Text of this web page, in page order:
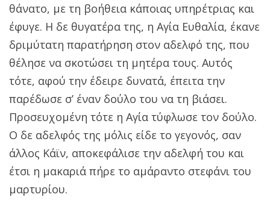
θάνατο, με τη βοήθεια κάποιας υπηρέτριας και
έφυγε. Η δε θυγατέρα της, η Αγία Ευθαλία, έκανε
δριμύτατη παρατήρηση στον αδελφό της, που
θέλησε να σκοτώσει τη μητέρα τους. Αυτός
τότε, αφού την έδειρε δυνατά, έπειτα την
παρέδωσε σ’ έναν δούλο του να τη βιάσει.
Προσευχομένη τότε η Αγία τύφλωσε τον δούλο.
Ο δε αδελφός της μόλις είδε το γεγονός, σαν
άλλος Κάϊν, αποκεφάλισε την αδελφή του και
έτσι η μακαριά πήρε το αμάραντο στεφάνι του
μαρτυρίου.